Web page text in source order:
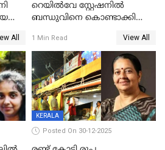
All
റെയിൽവേ സ്റ്റേഷനിൽ
ബന്ധുവിനെ കൊണ്ടാക്കി
ലോറി സ്കൂട്ടറിൽ ഇടിച്ചു :
യുവതിക്ക് ദാരുണാന്ത്യം
1 Min Read View All
KERALA
Posted On 30-12-2025